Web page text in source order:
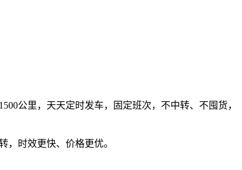
公里，天天定时发车，固定班次，不中转、不囤货，
，时效更快、价格更优。